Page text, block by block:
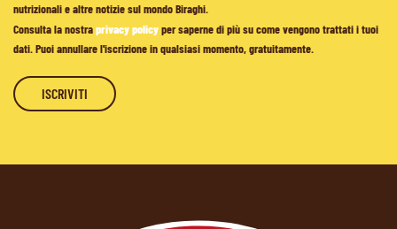
nutrizionali e altre notizie sul mondo Biraghi.
Consulta la nostraprivacy policyper saperne di più su come vengono trattati i tuoi
dati. Puoi annullare l'iscrizione in qualsiasi momento, gratuitamente.